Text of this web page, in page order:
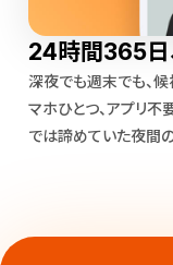
24時間365日
深夜でも週末でも、候
マホひとつ、アプリ不
では諦めていた夜間